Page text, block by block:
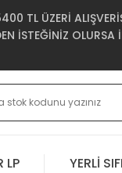
TL ÜZERİ
İSTEĞİNİZ OLURSA
LP YERLİ